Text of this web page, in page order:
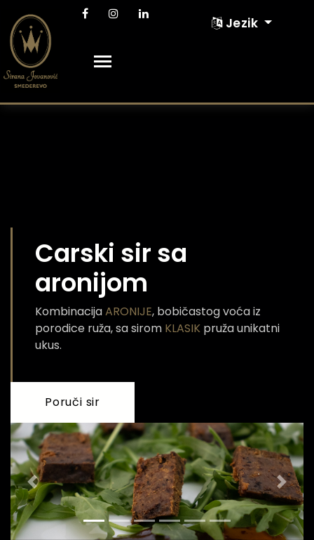
Jezik
Carski sir sa
aronijom
KombinacijaARONIJE, bobičastog voća iz
porodice ruža, sa sirom KLASIK pruža unikatni
ukus.
Poruči sir
Previous Next